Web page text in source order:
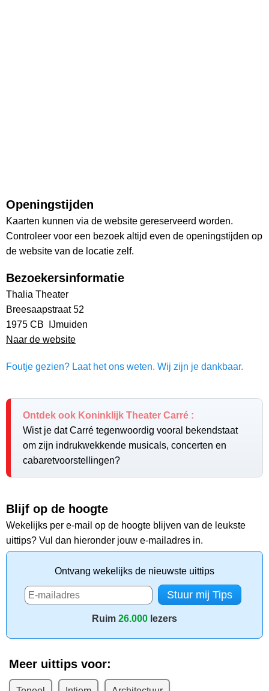
Openingstijden
Kaarten kunnen via de website gereserveerd worden.
Controleer voor een bezoek altijd even de openingstijden op
de website van de locatie zelf.
Bezoekersinformatie
Thalia Theater
Breesaapstraat 52
1975 CB IJmuiden
Naar de website
Foutje gezien? Laat het ons weten. Wij zijn je dankbaar.
Ontdek ook Koninklijk Theater Carré :
Wist je dat Carré tegenwoordig vooral bekendstaat
om zijn indrukwekkende musicals, concerten en
cabaretvoorstellingen?
Blijf op de hoogte
Wekelijks per e-mail op de hoogte blijven van de leukste
uittips? Vul dan hieronder jouw e-mailadres in.
Ontvang wekelijks de nieuwste uittips
Ruim 26.000 lezers
Meer uittips voor: